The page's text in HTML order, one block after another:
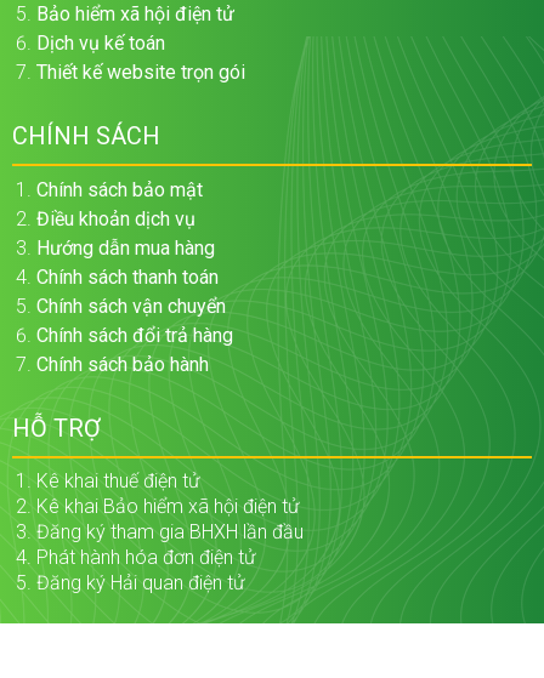
Bảo hiểm xã hội điện tử
Dịch vụ kế toán
Thiết kế website trọn gói
CHÍNH SÁCH
Chính sách bảo mật
Điều khoản dịch vụ
Hướng dẫn mua hàng
Chính sách thanh toán
Chính sách vận chuyển
Chính sách đổi trả hàng
Chính sách bảo hành
HỖ TRỢ
Kê khai thuế điện tử
Kê khai Bảo hiểm xã hội điện tử
Đăng ký tham gia BHXH lần đầu
Phát hành hóa đơn điện tử
Đăng ký Hải quan điện tử